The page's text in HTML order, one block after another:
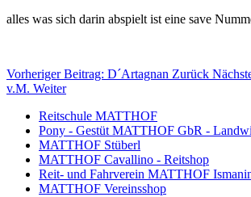
alles was sich darin abspielt ist eine save
Vorheriger Beitrag: D´Artagnan Zurück
v.M. Weiter
Reitschule MATTHOF
Pony - Gestüt MATTHOF GbR -
MATTHOF Stüberl
MATTHOF Cavallino - Reitshop
Reit- und Fahrverein MATTHOF
MATTHOF Vereinsshop